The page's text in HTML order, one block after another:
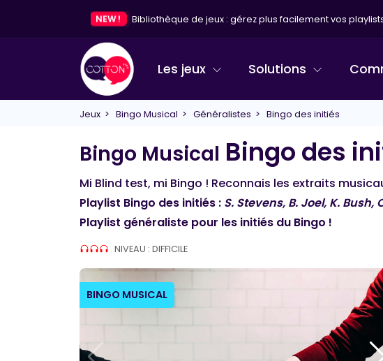
NEW ! Bibliothèque de jeux : gérez plus facilement vos
Les jeux Solutions
Jeux > Bingo Musical > Généralistes > Bingo des initiés
Bingo Musical Bingo des
Mi Blind test, mi Bingo ! Reconnais les extraits
Playlist Bingo des initiés : S. Stevens, B. Joel, K.
Playlist généraliste pour les initiés du Bingo !
NIVEAU : DIFFICILE
BINGO MUSICAL